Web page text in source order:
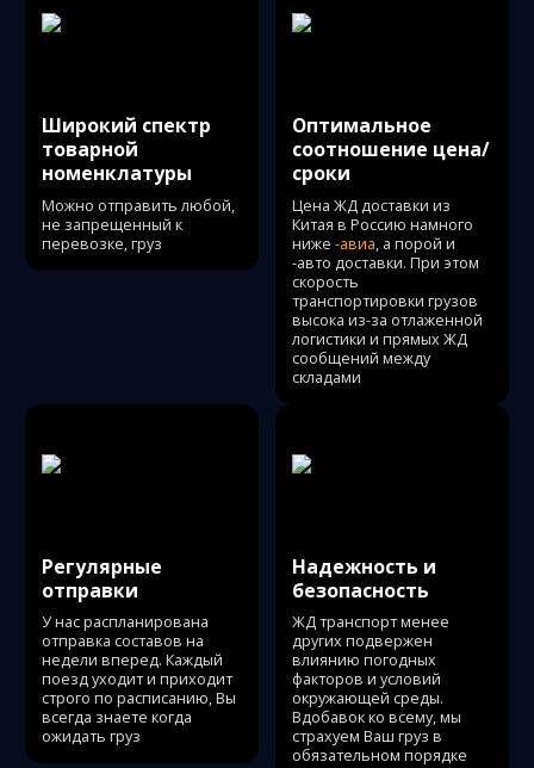
Широкий спектр
товарной
номенклатуры
Можно отправить любой,
не запрещенный к
перевозке, груз
Оптимальное
соотношение цена/
сроки
Цена ЖД доставки из
Китая в Россию намного
ниже -авиа, а порой и
-авто доставки. При этом
скорость
транспортировки грузов
высока из-за отлаженной
логистики и прямых ЖД
сообщений между
складами
Регулярные
отправки
У нас распланирована
отправка составов на
недели вперед. Каждый
поезд уходит и приходит
строго по расписанию, Вы
всегда знаете когда
ожидать груз
Надежность и
безопасность
ЖД транспорт менее
других подвержен
влиянию погодных
факторов и условий
окружающей среды.
Вдобавок ко всему, мы
страхуем Ваш груз в
обязательном порядке